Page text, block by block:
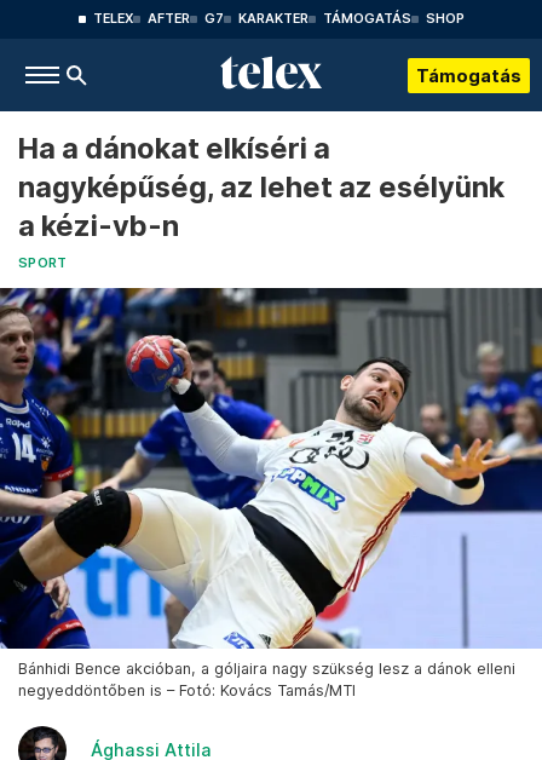
TELEX AFTER G7 KARAKTER TÁMOGATÁS SHOP
Támogatás
Ha a dánokat elkíséri a
nagyképűség, az lehet az esélyünk
a kézi-vb-n
SPORT
Bánhidi Bence akcióban, a góljaira nagy szükség lesz a dánok elleni
negyeddöntőben is – Fotó: Kovács Tamás/MTI
Ághassi Attila